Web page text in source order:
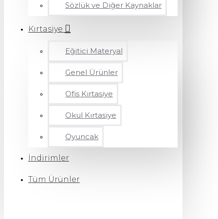
Sözlük ve Diğer Kaynaklar
Kırtasiye
Eğitici Materyal
Genel Ürünler
Ofis Kırtasiye
Okul Kırtasiye
Oyuncak
İndirimler
Tüm Ürünler